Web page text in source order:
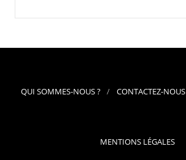
QUI SOMMES-NOUS ? CONTACTEZ-NOUS
MENTIONS LÉGALES